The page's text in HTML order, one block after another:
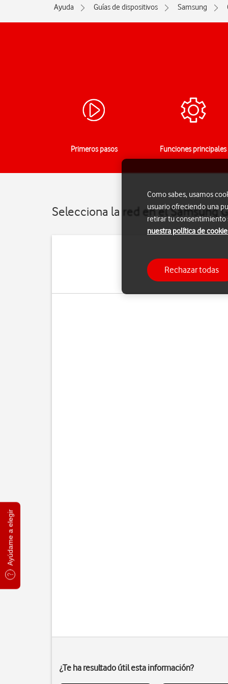
Ayúdame a elegir
Ayuda Guías de dispositivos Samsung
Primeros pasos Funciones principales
Selecciona la red en el Samsung
Puedes
manualmente. Si
¿Te ha resultado útil esta información?
Como sabes, usamos
usuario ofreciendo una
retirar tu consentimiento
nuestra política de
Rechazar todas